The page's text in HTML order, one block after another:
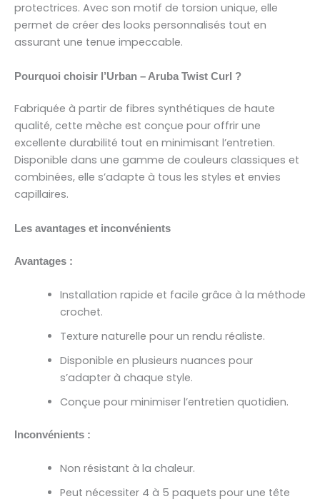
protectrices. Avec son motif de torsion unique, elle
permet de créer des looks personnalisés tout en
assurant une tenue impeccable.
Pourquoi choisir l’Urban – Aruba Twist Curl ?
Fabriquée à partir de fibres synthétiques de haute
qualité, cette mèche est conçue pour offrir une
excellente durabilité tout en minimisant l’entretien.
Disponible dans une gamme de couleurs classiques et
combinées, elle s’adapte à tous les styles et envies
capillaires.
Les avantages et inconvénients
Avantages :
Installation rapide et facile grâce à la méthode
crochet.
Texture naturelle pour un rendu réaliste.
Disponible en plusieurs nuances pour
s’adapter à chaque style.
Conçue pour minimiser l’entretien quotidien.
Inconvénients :
Non résistant à la chaleur.
Peut nécessiter 4 à 5 paquets pour une tête